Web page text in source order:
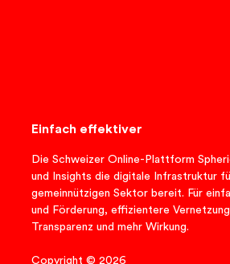
Einfach effektiver
Die Schweizer Online-Plattform
und Insights die digitale Infrastruktur
gemeinnützigen Sektor bereit. Für
und Förderung, effizientere
Transparenz und mehr Wirkung.
Copyright © 2026